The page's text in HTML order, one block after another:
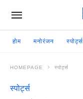
होम मनोरंजन स्पोर्ट्स
HOMEPAGE स्पोर्ट्स
स्पोर्ट्स